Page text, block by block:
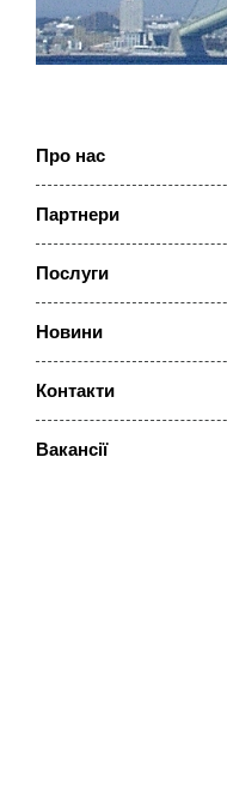
Про нас
Партнери
Послуги
Новини
Контакти
Ваканcії